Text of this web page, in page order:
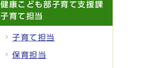
健康こども部子育て支援課
子育て担当
子育て担当
保育担当